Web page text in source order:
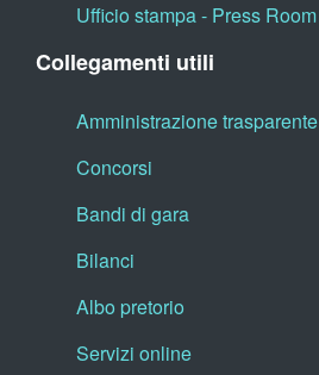
Ufficio stampa - Press Room
Collegamenti utili
Amministrazione trasparente
Concorsi
Bandi di gara
Bilanci
Albo pretorio
Servizi online